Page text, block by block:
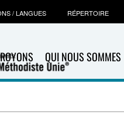
QUI NOUS SOMMES
/ LANGUES RÉPERTOIRE